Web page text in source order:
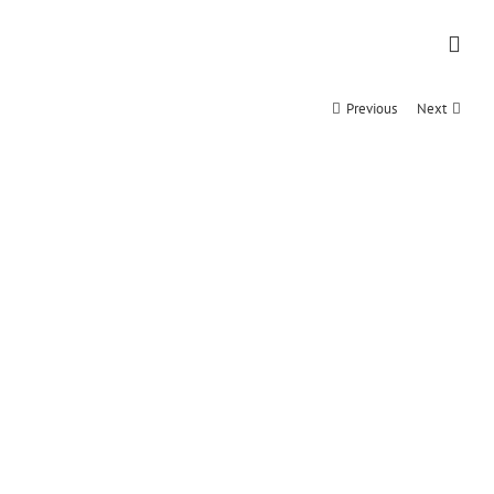
Previous Next